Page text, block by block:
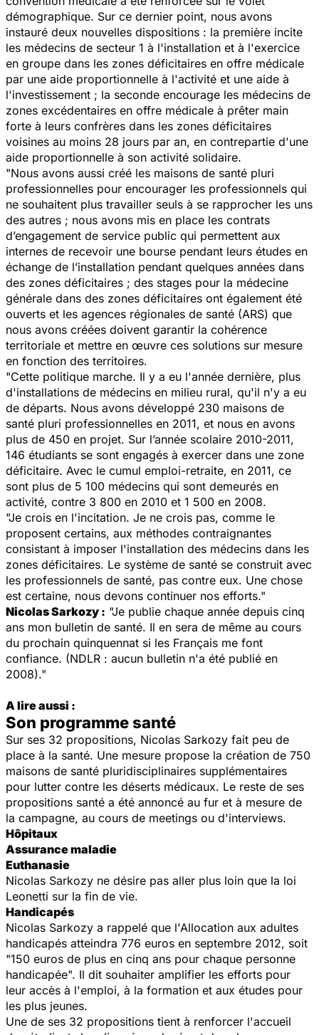
démographique. Sur ce dernier point, nous avons
instauré deux nouvelles dispositions : la première incite
les médecins de secteur 1 à l'installation et à l'exercice
en groupe dans les zones déficitaires en offre médicale
par une aide proportionnelle à l'activité et une aide à
l'investissement ; la seconde encourage les médecins de
zones excédentaires en offre médicale à prêter main
forte à leurs confrères dans les zones déficitaires
voisines au moins 28 jours par an, en contrepartie d'une
aide proportionnelle à son activité solidaire.
"Nous avons aussi créé les maisons de santé pluri
professionnelles pour encourager les professionnels qui
ne souhaitent plus travailler seuls à se rapprocher les uns
des autres ; nous avons mis en place les contrats
d’engagement de service public qui permettent aux
internes de recevoir une bourse pendant leurs études en
échange de l’installation pendant quelques années dans
des zones déficitaires ; des stages pour la médecine
générale dans des zones déficitaires ont également été
ouverts et les agences régionales de santé (ARS) que
nous avons créées doivent garantir la cohérence
territoriale et mettre en œuvre ces solutions sur mesure
en fonction des territoires.
"Cette politique marche. Il y a eu l'année dernière, plus
d'installations de médecins en milieu rural, qu'il n'y a eu
de départs. Nous avons développé 230 maisons de
santé pluri professionnelles en 2011, et nous en avons
plus de 450 en projet. Sur l’année scolaire 2010-2011,
146 étudiants se sont engagés à exercer dans une zone
déficitaire. Avec le cumul emploi-retraite, en 2011, ce
sont plus de 5 100 médecins qui sont demeurés en
activité, contre 3 800 en 2010 et 1 500 en 2008.
"Je crois en l'incitation. Je ne crois pas, comme le
proposent certains, aux méthodes contraignantes
consistant à imposer l'installation des médecins dans les
zones déficitaires. Le système de santé se construit avec
les professionnels de santé, pas contre eux. Une chose
est certaine, nous devons continuer nos efforts."
Nicolas Sarkozy : "Je publie chaque année depuis cinq
ans mon bulletin de santé. Il en sera de même au cours
du prochain quinquennat si les Français me font
confiance. (NDLR : aucun bulletin n'a été publié en
2008)."
A lire aussi :
Son programme santé
Sur ses 32 propositions, Nicolas Sarkozy fait peu de
place à la santé. Une mesure propose la création de 750
maisons de santé pluridisciplinaires supplémentaires
pour lutter contre les déserts médicaux. Le reste de ses
propositions santé a été annoncé au fur et à mesure de
la campagne, au cours de meetings ou d'interviews.
Hôpitaux
Assurance maladie
Euthanasie
Nicolas Sarkozy ne désire pas aller plus loin que la loi
Leonetti sur la fin de vie.
Handicapés
Nicolas Sarkozy a rappelé que l'Allocation aux adultes
handicapés atteindra 776 euros en septembre 2012, soit
"150 euros de plus en cinq ans pour chaque personne
handicapée". Il dit souhaiter amplifier les efforts pour
leur accès à l'emploi, à la formation et aux études pour
les plus jeunes.
Une de ses 32 propositions tient à renforcer l'accueil